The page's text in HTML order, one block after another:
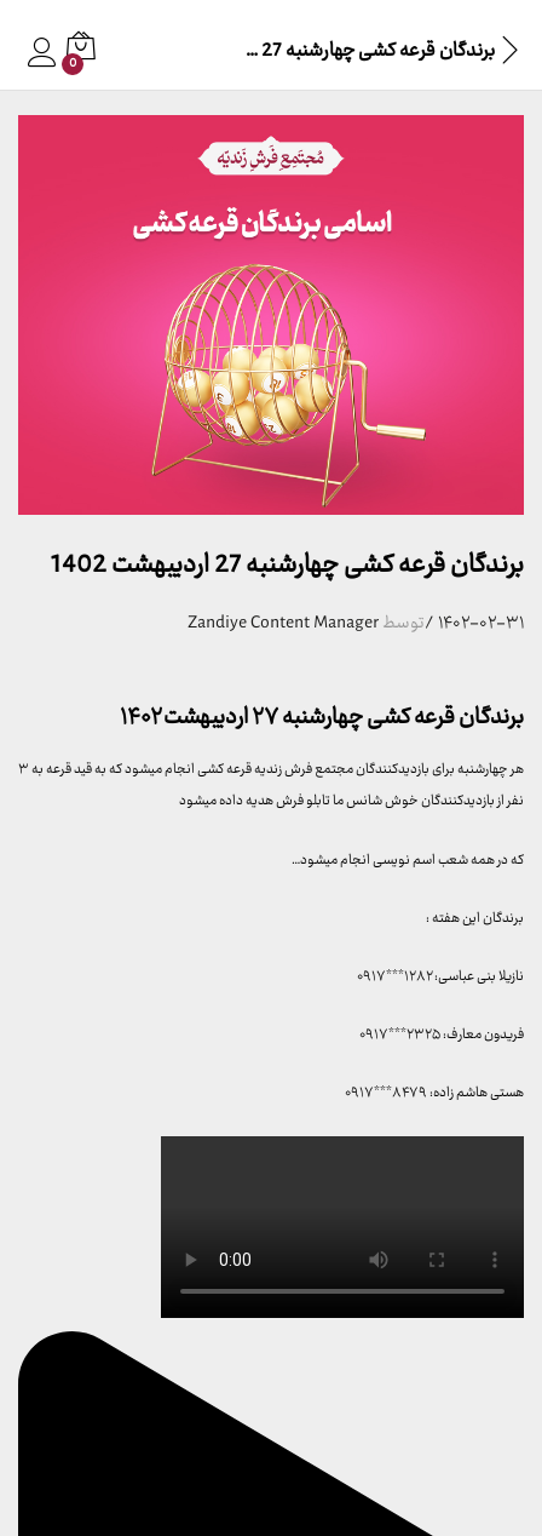
برندگان قرعه کشی چهارشنبه 27 اردیبهشت 1402 0
برندگان قرعه کشی چهارشنبه 27 اردیبهشت 1402
۱۴۰۲-۰۲-۳۱/توسطZandiye Content Manager
برندگان قرعه کشی چهارشنبه ۲۷ اردیبهشت ۱۴۰۲
هر چهارشنبه برای بازدیدکنندگان مجتمع فرش زندیه قرعه کشی انجام میشود که به قید قرعه به ۳
نفر از بازدیدکنندگان خوش شانس ما تابلو فرش هدیه داده میشود
که در همه شعب اسم نویسی انجام میشود…
برندگان این هفته :
نازیلا بنی عباسی: ۱۲۸۲***۰۹۱۷
فریدون معارف: ۲۳۲۵***۰۹۱۷
هستی هاشم زاده: ۸۴۷۹***۰۹۱۷